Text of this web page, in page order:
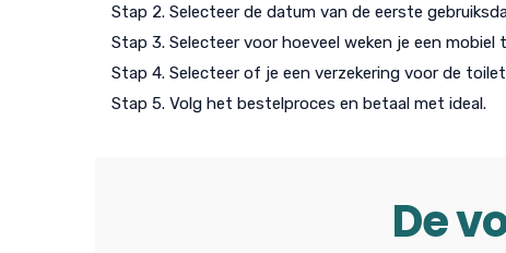
Stap 2. Selecteer de datum van de eerste
Stap 3. Selecteer voor hoeveel weken je een
Stap 4. Selecteer of je een verzekering voor de
Stap 5. Volg het bestelproces en betaal met ideal.
De